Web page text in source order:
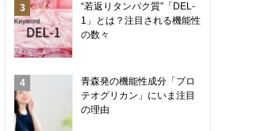
“若返りタンパク質”「DEL-
1」とは？注目される機能性
の数々
青森発の機能性成分「プロ
テオグリカン」にいま注目
の理由